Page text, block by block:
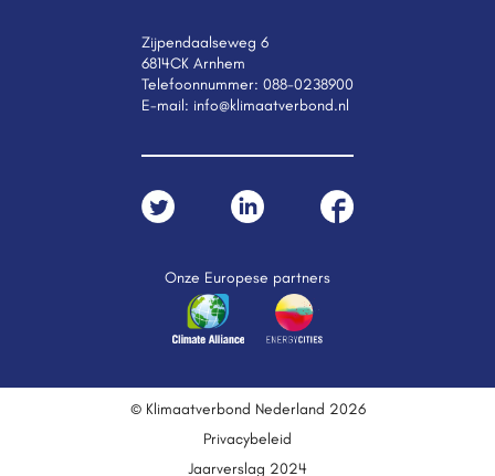
Zijpendaalseweg 6
6814CK Arnhem
Telefoonnummer: 088-0238900
E-mail: info@klimaatverbond.nl
Onze Europese partners
© Klimaatverbond Nederland 2026
Privacybeleid
Jaarverslag 2024